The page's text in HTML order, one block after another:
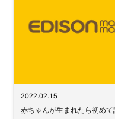
2022.02.15
赤ちゃんが生まれたら初めて